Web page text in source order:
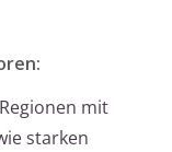
mit
starken